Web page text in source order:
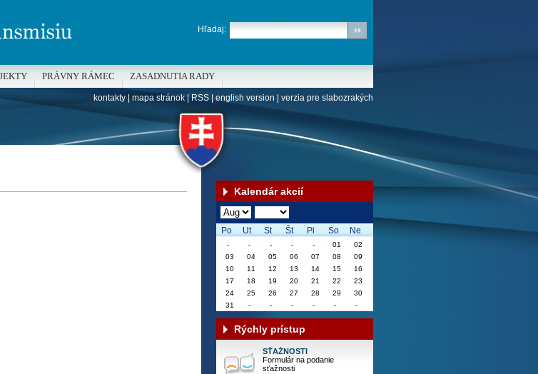
Kalendár akcií
Po Ut St Št Pi So Ne
Rýchly prístup
SŤAŽNOSTI
Formulár na podanie
sťažnosti
Hľadaj:
PRÁVNY RÁMEC ZASADNUTIA RADY
kontakty| mapa stránok|RSS| english version verzia pre slabozrakých